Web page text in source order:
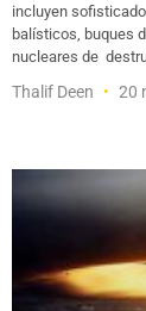
incluyen
balísticos, buques
nucleares de
Thalif Deen 20